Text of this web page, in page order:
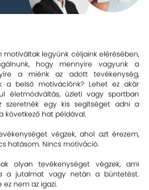
motiváltak legyünk céljaink elérésében,
hogy mennyire vagyunk a
a miénk az adott tevékenység,
a belső motivációnk? Lehet ez akár
életmódváltás, üzleti vagy sportban
szeretnék egy kis segítséget adni a
következő hat példával.
végzek, ahol azt érezem,
hatásom. Nincs motiváció.
olyan tevékenységet végzek, ami
a jutalmat vagy netán a büntetést.
ez nem az igazi.